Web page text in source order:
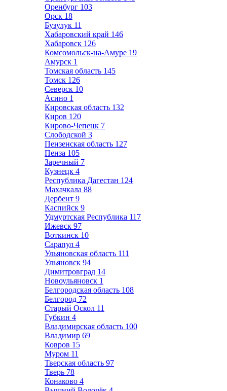
Оренбург 103
Орск 18
Бузулук 11
Хабаровский край 146
Хабаровск 126
Комсомольск-на-Амуре 19
Амурск 1
Томская область 145
Томск 126
Северск 10
Асино 1
Кировская область 132
Киров 120
Кирово-Чепецк 7
Слободской 3
Пензенская область 127
Пенза 105
Заречный 7
Кузнецк 4
Республика Дагестан 124
Махачкала 88
Дербент 9
Каспийск 9
Удмуртская Республика 117
Ижевск 97
Воткинск 10
Сарапул 4
Ульяновская область 111
Ульяновск 94
Димитровград 14
Новоульяновск 1
Белгородская область 108
Белгород 72
Старый Оскол 11
Губкин 4
Владимирская область 100
Владимир 69
Ковров 15
Муром 11
Тверская область 97
Тверь 78
Конаково 4